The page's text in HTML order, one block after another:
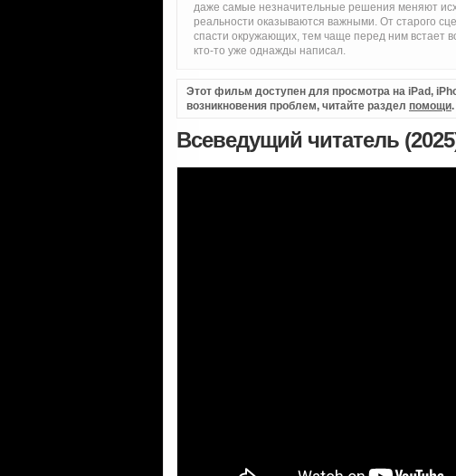
даже самые незначительные решения меняют
реальности оказываются важными. От старого
спасти окружающих, тем чаще перед ним встает
кто-то уже однажды написал.
Этот фильм доступен для просмотра на iPad,
возникновения проблем, читайте раздел помощи.
Всеведущий читатель